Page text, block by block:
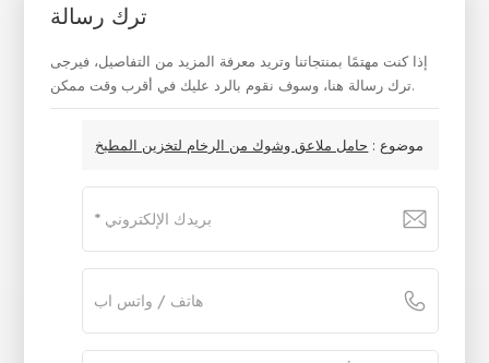
ترك رسالة
إذا كنت مهتمًا بمنتجاتنا وتريد معرفة المزيد من التفاصيل، فيرجى
ترك رسالة هنا، وسوف نقوم بالرد عليك في أقرب وقت ممكن.
موضوع : حامل ملاعق وشوك من الرخام لتخزين المطبخ